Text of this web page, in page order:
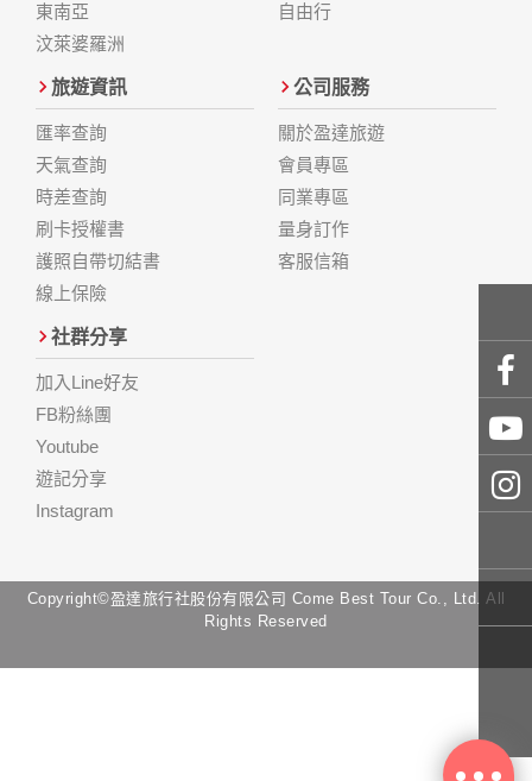
東南亞
汶萊婆羅洲
自由行
旅遊資訊
匯率查詢
天氣查詢
時差查詢
刷卡授權書
護照自帶切結書
線上保險
公司服務
關於盈達旅遊
會員專區
同業專區
量身訂作
客服信箱
社群分享
加入Line好友
FB粉絲團
Youtube
遊記分享
Instagram
Copyright©盈達旅行社股份有限公司 Come Best Tour Co., Ltd. All
Rights Reserved